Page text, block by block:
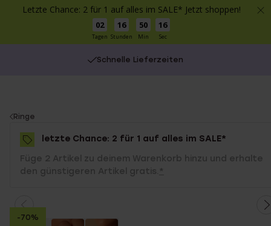
Letzte Chance: 2 für 1 auf alles im SALE* Jetzt shoppen!
02
Tagen
16
Stunden
50
Min
16
Sec
Schnelle Lieferzeiten
You
are
here:
Ringe
letzte Chance: 2 für 1 auf alles im SALE*
Füge 2 Artikel zu deinem Warenkorb hinzu und erhalte
den günstigeren Artikel gratis. *
-70%